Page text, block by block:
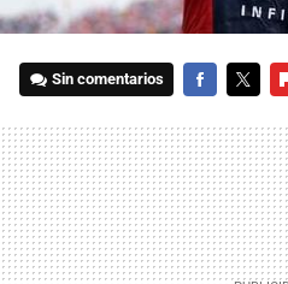
Sin comentarios